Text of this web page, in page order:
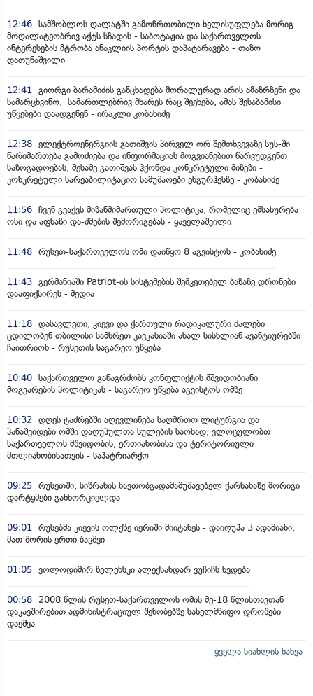
12:46 სამშობლოს ღალატში გამოწრთობილი ხელისუფლება მორიგ
მოღალატეობრივ აქტს სჩადის - საბოტაჟია და საქართველოს
ინტერესების მტრობა ანაკლიის პორტის დაპატარავება - თაზო
დათუნაშვილი
12:41
გიორგი ბარამიძის განცხადება მორალურად არის ამაზრზენი და
სამარცხვინო, სამართლებრივ მხარეს რაც შეეხება, ამას შესაბამისი
უწყებები დაადგენენ - ირაკლი კობახიძე
12:38 ელექტროენერგიის გათიშვის პირველ ორ შემთხვევაზე სუს-ში
წარიმართება გამოძიება და ინფორმაციას მოგვიანებით წარვუდგენთ
საზოგადოებას, მესამე გათიშვას ჰქონდა კონკრეტული მიზეზი -
კონკრეტული სარეაბილიტაციო სამუშაოები ენგურჰესზე - კობახიძე
11:56 ჩვენ გვაქვს მიზანმიმართული პოლიტიკა, რომელიც ემსახურება
ოსი და აფხაზი და-ძმების შემორიგებას - ყაველაშვილი
11:48 რუსეთ-საქართველოს ომი დაიწყო 8 აგვისტოს - კობახიძე
11:43 გერმანიაში Patriot-ის სისტემების შემკეთებელ ბაზაზე დრონები
დააფიქსირეს - მედია
11:18 დასავლეთი, კიევი და ქართული რადიკალური ძალები
ცდილობენ თბილისი სამხრეთ კავკასიაში ახალ სისხლიან ავანტიურებში
ჩაითრიონ - რუსეთის საგარეო უწყება
10:40 საქართველო განაგრძობს კონფლიქტის მშვიდობიანი
მოგვარების პოლიტიკას - საგარეო უწყება აგვისტოს ომზე
10:32
დღეს ტაძრებში აღევლინება საღმრთო ლიტურგია და
პანაშვიდები ომში დაღუპულთა სულების საოხად, ვლოცულობთ
საქართველოს მშვიდობის, ერთიანობისა და ტერიტორიული
მთლიანობისათვის - საპატრიარქო
09:25 რუსეთში, სიზრანის ნავთობგადამამუშავებელ ქარხანაზე მორიგი
დარტყმები განხორციელდა
09:01
რუსებმა კიევის ოლქზე იერიში მიიტანეს - დაიღუპა 3 ადამიანი,
მათ შორის ერთი ბავშვი
01:05 ვოლოდიმირ ზელენსკი ალექსანდარ ვუჩიჩს ხვდება
00:58
2008 წლის რუსეთ-საქართველოს ომის მე-18 წლისთავთან
დაკავშირებით ადმინისტრაციულ შენობებზე სახელმწიფო დროშები
დაეშვა
ყველა სიახლის ნახვა